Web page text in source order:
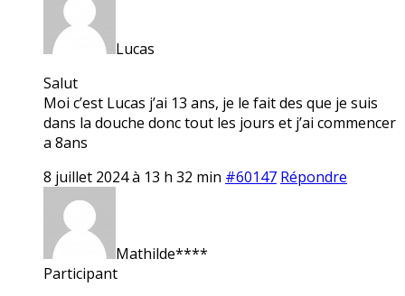
Lucas
Salut
Moi c’est Lucas j’ai 13 ans, je le fait des que je suis
dans la douche donc tout les jours et j’ai commencer
a 8ans
8 juillet 2024 à 13 h 32 min #60147 Répondre
Mathilde****
Participant